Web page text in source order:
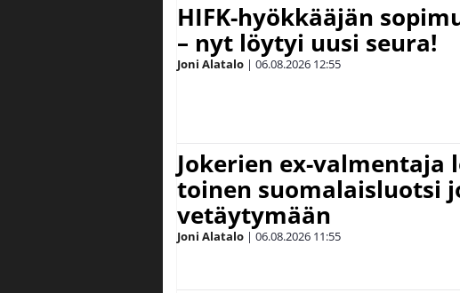
HIFK-hyökkääjän
– nyt löytyi uusi seura!
Joni Alatalo | 06.08.2026 12:55
Jokerien ex-valmentaja
toinen suomalaisluotsi
vetäytymään
Joni Alatalo | 06.08.2026 11:55